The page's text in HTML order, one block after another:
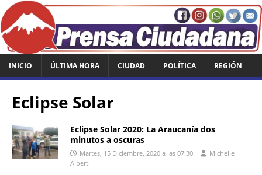
INICIO ÚLTIMA HORA CIUDAD POLÍTICA REGIÓN
Eclipse Solar
Eclipse Solar 2020: La Araucanía dos
minutos a oscuras
Martes, 15 Diciembre, 2020 a las 07:30
Michelle
Alberti